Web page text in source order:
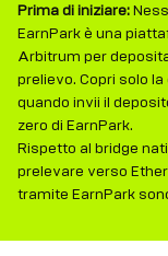
Prima di iniziare:
EarnPark è una
Arbitrum per
prelievo. Copri solo
quando invii il
zero di EarnPark.
Rispetto al bridge
prelevare verso
tramite EarnPark